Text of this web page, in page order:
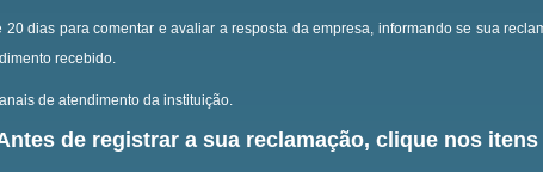
20 dias para comentar e avaliar a resposta da empresa, informando se sua
recebido.
de atendimento da instituição.
de registrar a sua reclamação, clique nos